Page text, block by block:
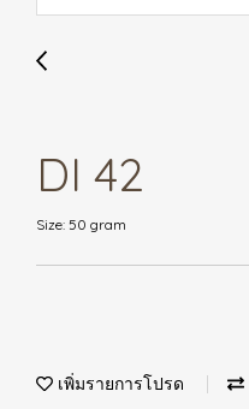
DI 42
Size: 50 gram
เพิ่มรายการโปรด